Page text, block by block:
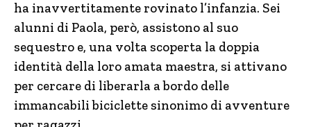
ha inavvertitamente rovinato l’infanzia. Sei
alunni di Paola, però, assistono al suo
sequestro e, una volta scoperta la doppia
identità della loro amata maestra, si attivano
per cercare di liberarla a bordo delle
immancabili biciclette sinonimo di avventure